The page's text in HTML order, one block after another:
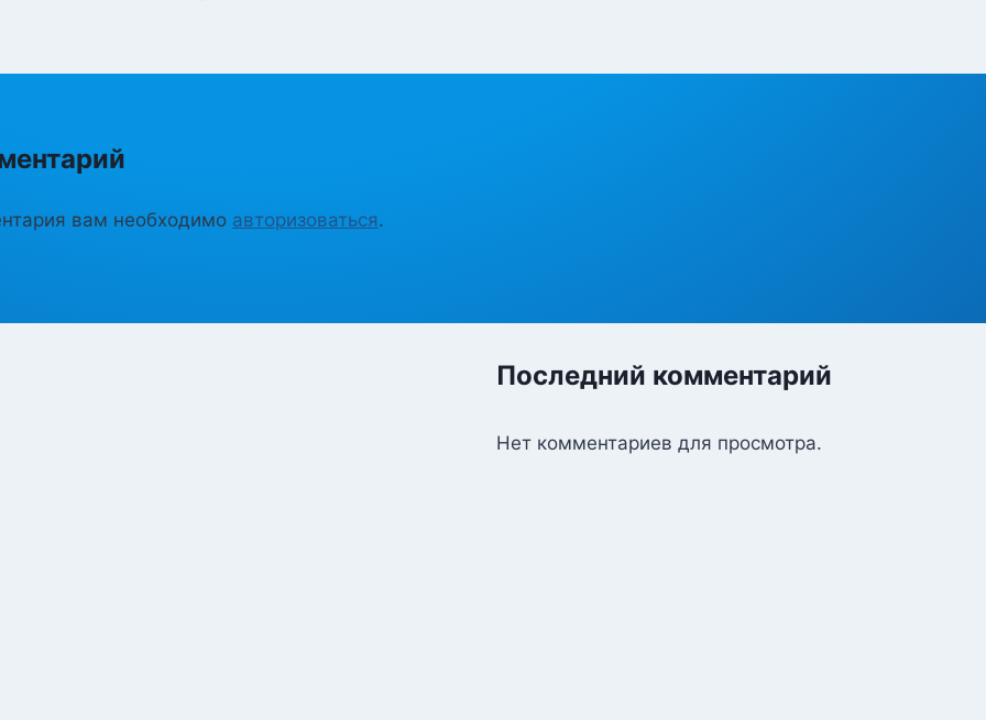
вам необходимо авторизоваться.
Последний комментарий
Нет комментариев для просмотра.